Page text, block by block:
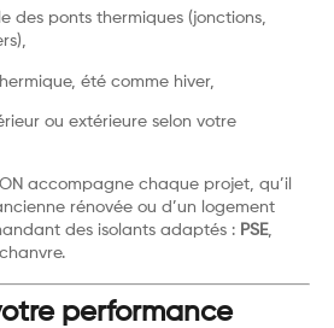
des ponts thermiques (jonctions,
été comme hiver,
ou extérieure selon votre
accompagne chaque projet, qu’il
rénovée ou d’un logement
des isolants adaptés : PSE,
performance